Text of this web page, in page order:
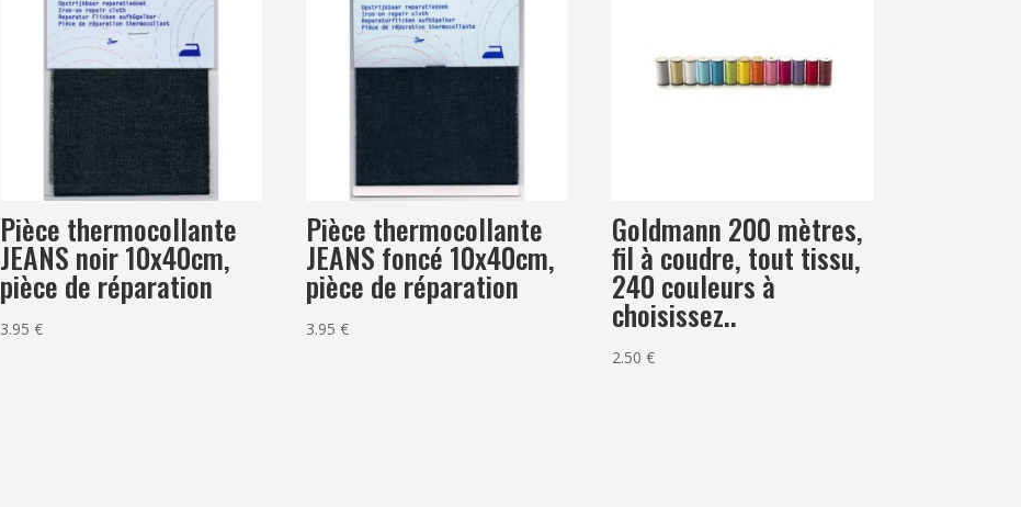
Pièce thermocollante
JEANS noir 10x40cm,
pièce de réparation
3.95€
Pièce thermocollante
JEANS foncé 10x40cm,
pièce de réparation
3.95€
Goldmann 200 mètres,
fil à coudre, tout tissu,
240 couleurs à
choisissez..
2.50€